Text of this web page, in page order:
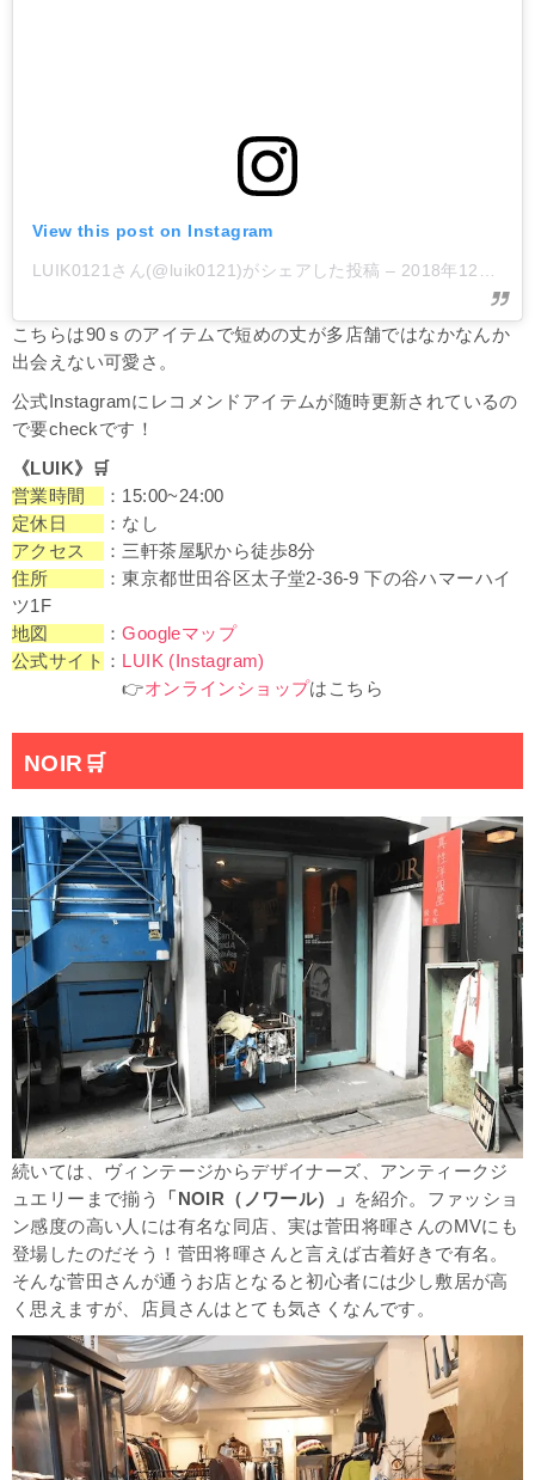
View this post on Instagram
LUIK0121さん(@luik0121)がシェアした投稿 – 2018年12月月6日午前1時07分PST
こちらは90ｓのアイテムで短めの丈が多店舗ではなかなんか
出会えない可愛さ。
公式Instagramにレコメンドアイテムが随時更新されているの
で要checkです！
《LUIK》 🛒
営業時間
：15:00~24:00
定休日
：なし
アクセス
：三軒茶屋駅から徒歩8分
住所
：東京都世田谷区太子堂2-36-9 下の谷ハマーハイ
ツ1F
地図
：Googleマップ
公式サイト ： LUIK (Instagram)
👉オンラインショップはこちら
NOIR 🛒
続いては、ヴィンテージからデザイナーズ、アンティークジ
ュエリーまで揃う
「NOIR（ノワール）」
を紹介。ファッショ
ン感度の高い人には有名な同店、実は菅田将暉さんのMVにも
登場したのだそう！菅田将暉さんと言えば古着好きで有名。
そんな菅田さんが通うお店となると初心者には少し敷居が高
く思えますが、店員さんはとても気さくなんです。